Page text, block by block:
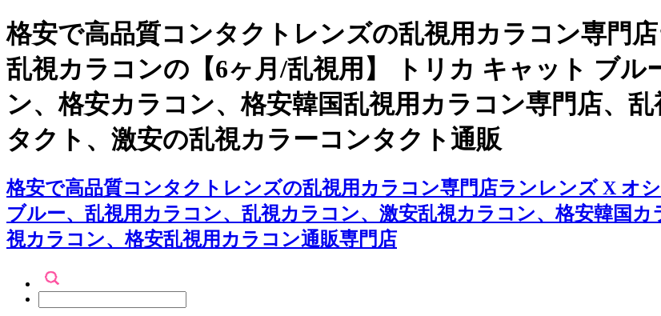
格安で高品質コンタクトレンズの乱視用カラコン専門
乱視カラコンの【6ヶ月/乱視用】 トリカ キャット ブル
ン、格安カラコン、格安韓国乱視用カラコン専門店、
タクト、激安の乱視カラーコンタクト通販
格安で高品質コンタクトレンズの乱視用カラコン専門店ランレンズ X オ
ブルー、乱視用カラコン、乱視カラコン、激安乱視カラコン、格安韓国
視カラコン、格安乱視用カラコン通販専門店